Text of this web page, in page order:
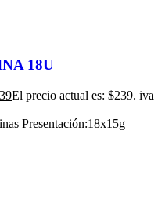
18U
El precio actual es: $239. iva
Presentación:18x15g